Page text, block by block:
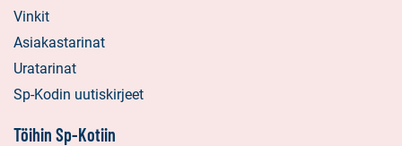
Vinkit
Asiakastarinat
Uratarinat
Sp-Kodin uutiskirjeet
Töihin Sp-Kotiin